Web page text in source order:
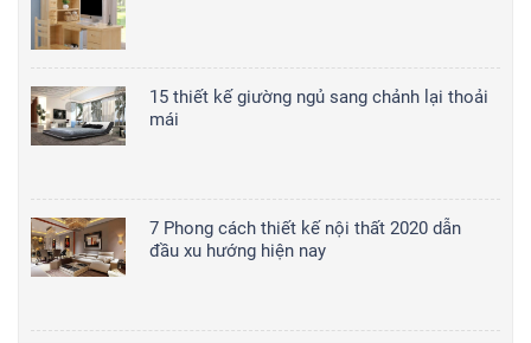
15 thiết kế giường ngủ sang chảnh lại thoải
mái
7 Phong cách thiết kế nội thất 2020 dẫn
đầu xu hướng hiện nay